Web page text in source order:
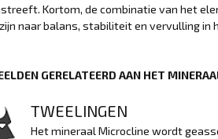
Kortom, de combinatie van het
naar balans, stabiliteit en vervulling in
GERELATEERD AAN HET
TWEELINGEN
Het mineraal Microcline wordt